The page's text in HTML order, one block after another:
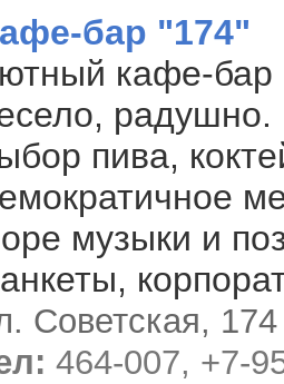
бар "174"
кафе-бар
пива,
музыки и
Советская, 174
464-007, +7-